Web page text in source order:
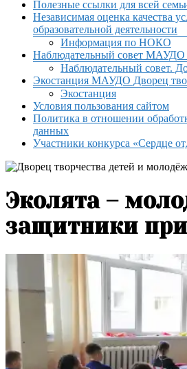
Полезные ссылки для всей
Независимая оценка качества
образовательной деятельности
Информация по НОКО
Наблюдательный совет МАУДО
Наблюдательный совет.
Экостанция МАУДО Дворец
Экостанция
Условия пользования сайтом
Политика в отношении
данных
Участники конкурса «Сердце
Эколята –
защитники